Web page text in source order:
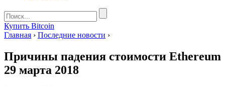
Купить Bitcoin
Главная › Последние новости ›
Причины падения стоимости Ethereum
29 марта 2018